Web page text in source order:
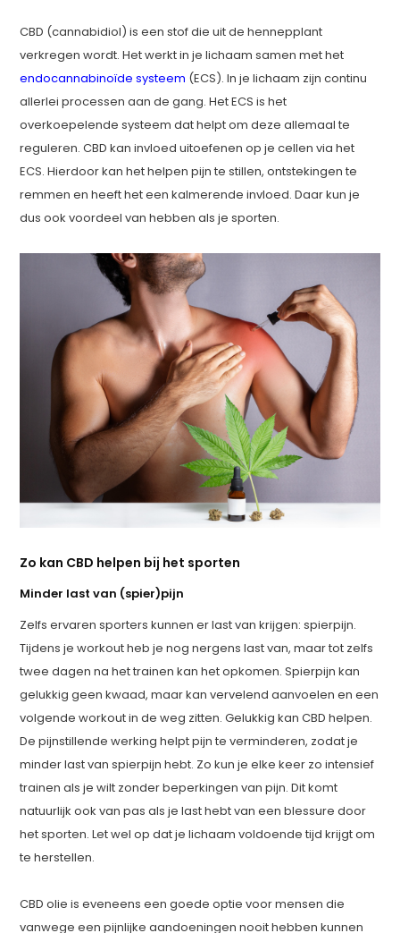
CBD (cannabidiol) is een stof die uit de hennepplant
verkregen wordt. Het werkt in je lichaam samen met het
endocannabinoïde systeem (ECS). In je lichaam zijn continu
allerlei processen aan de gang. Het ECS is het
overkoepelende systeem dat helpt om deze allemaal te
reguleren. CBD kan invloed uitoefenen op je cellen via het
ECS. Hierdoor kan het helpen pijn te stillen, ontstekingen te
remmen en heeft het een kalmerende invloed. Daar kun je
dus ook voordeel van hebben als je sporten.
Zo kan CBD helpen bij het sporten
Minder last van (spier)pijn
Zelfs ervaren sporters kunnen er last van krijgen: spierpijn.
Tijdens je workout heb je nog nergens last van, maar tot zelfs
twee dagen na het trainen kan het opkomen. Spierpijn kan
gelukkig geen kwaad, maar kan vervelend aanvoelen en een
volgende workout in de weg zitten. Gelukkig kan CBD helpen.
De pijnstillende werking helpt pijn te verminderen, zodat je
minder last van spierpijn hebt. Zo kun je elke keer zo intensief
trainen als je wilt zonder beperkingen van pijn. Dit komt
natuurlijk ook van pas als je last hebt van een blessure door
het sporten. Let wel op dat je lichaam voldoende tijd krijgt om
te herstellen.
CBD olie is eveneens een goede optie voor mensen die
vanwege een pijnlijke aandoeningen nooit hebben kunnen